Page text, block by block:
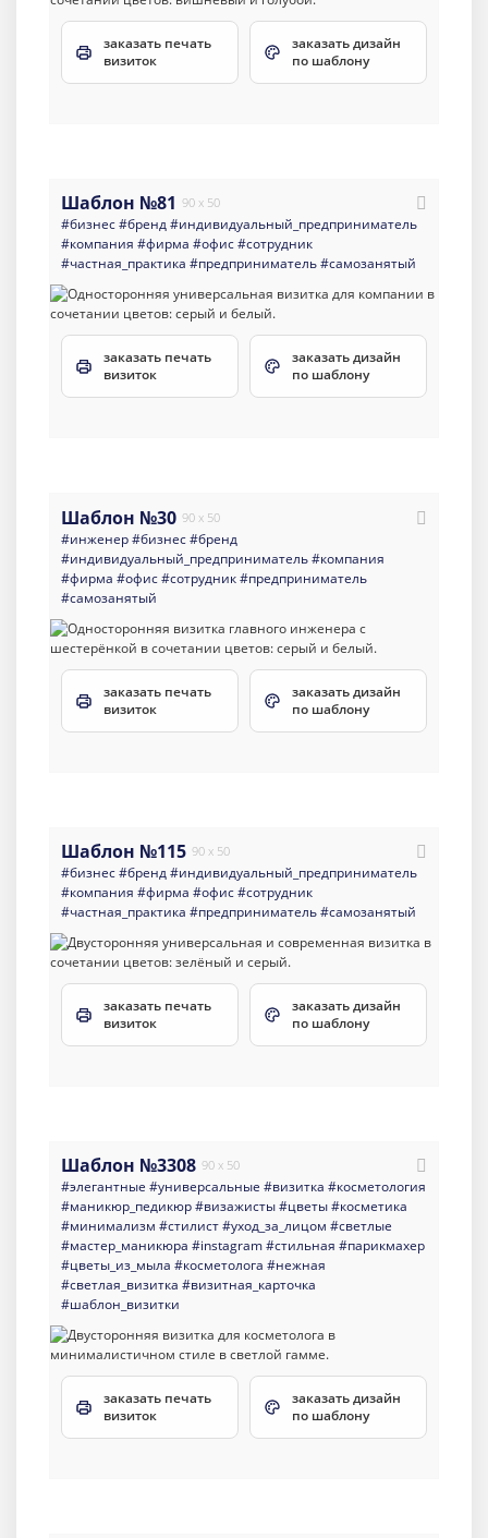
заказать печать
визиток
заказать дизайн
по шаблону
Шаблон №81 90 x 50
#бизнес#бренд#индивидуальный_предприниматель
#компания #фирма #офис#сотрудник
#частная_практика #предприниматель#самозанятый
заказать печать
визиток
заказать дизайн
по шаблону
Шаблон №30 90 x 50
#инженер#бизнес#бренд
#индивидуальный_предприниматель#компания
#фирма #офис#сотрудник#предприниматель
#самозанятый
заказать печать
визиток
заказать дизайн
по шаблону
Шаблон №115 90 x 50
#бизнес#бренд#индивидуальный_предприниматель
#компания #фирма #офис#сотрудник
#частная_практика #предприниматель#самозанятый
заказать печать
визиток
заказать дизайн
по шаблону
Шаблон №3308 90 x 50
#элегантные #универсальные #визитка #косметология
#маникюр_педикюр#визажисты#цветы#косметика
#минимализм #стилист#уход_за_лицом #светлые
#мастер_маникюра #instagram#стильная #парикмахер
#цветы_из_мыла #косметолога #нежная
#светлая_визитка #визитная_карточка
#шаблон_визитки
заказать печать
визиток
заказать дизайн
по шаблону